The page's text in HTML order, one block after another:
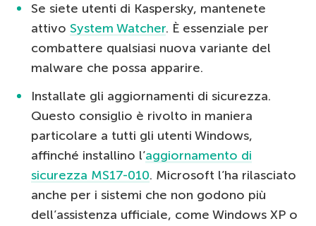
Se siete utenti di Kaspersky, mantenete
attivo System Watcher. È essenziale per
combattere qualsiasi nuova variante del
malware che possa apparire.
Installate gli aggiornamenti di sicurezza.
Questo consiglio è rivolto in maniera
particolare a tutti gli utenti Windows,
affinché installino l’aggiornamento di
sicurezza MS17-010. Microsoft l’ha rilasciato
anche per i sistemi che non godono più
dell’assistenza ufficiale, come Windows XP o